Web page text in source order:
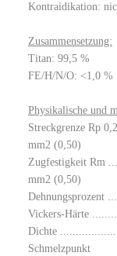
Kontraidikation:
Zusammensetzung:
Titan: 99,5 %
FE/H/N/O: <1,0 %
Physikalische und
Streckgrenze Rp
mm2 (0,50)
Zugfestigkeit Rm
mm2 (0,50)
Dehnungsprozent
Vickers-Härte
Dichte